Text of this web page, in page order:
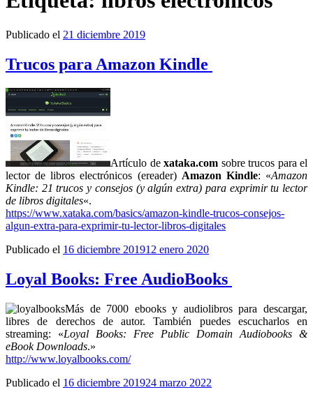
Publicado el 21 diciembre 2019
Trucos para Amazon Kindle
Artículo de xataka.com sobre trucos para el
lector de libros electrónicos (ereader) Amazon Kindle: «Amazon
Kindle: 21 trucos y consejos (y algún extra) para exprimir tu lector
de libros digitales«.
https://www.xataka.com/basics/amazon-kindle-trucos-consejos-
algun-extra-para-exprimir-tu-lector-libros-digitales
Publicado el 16 diciembre 201912 enero 2020
Loyal Books: Free AudioBooks
Más de 7000 ebooks y audiolibros para descargar,
libres de derechos de autor. También puedes escucharlos en
streaming: «Loyal Books: Free Public Domain Audiobooks &
eBook Downloads.»
http://www.loyalbooks.com/
Publicado el 16 diciembre 201924 marzo 2022